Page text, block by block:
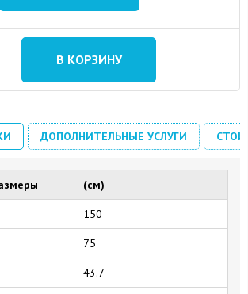
В КОРЗИНУ
ДОПОЛНИТЕЛЬНЫЕ УСЛУГИ
(см)
150
75
43.7